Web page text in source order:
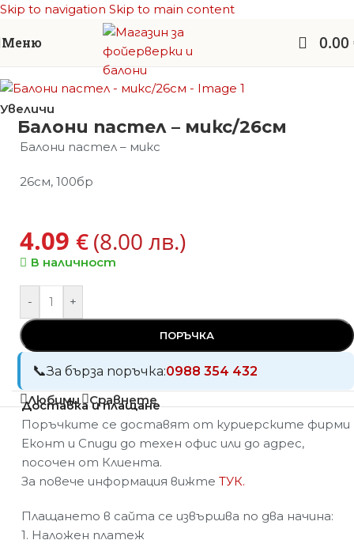
Skip to navigation Skip to main content
Меню 0.00
Балони латекс / Балони - пастел
Увеличи
Балони пастел – микс/26см
Балони пастел – микс
26см, 100бр
4.09 €(8.00 лв.)
В наличност
- +
ПОРЪЧКА
За бърза поръчка:0988 354 432
Любими
Сравнете
Доставка и плащане
Поръчките се доставят от куриерските фирми
Еконт и Спиди до техен офис или до адрес,
посочен от Клиента.
За повече информация вижте ТУК.
Плащането в сайта се извършва по два начина:
1. Наложен платеж